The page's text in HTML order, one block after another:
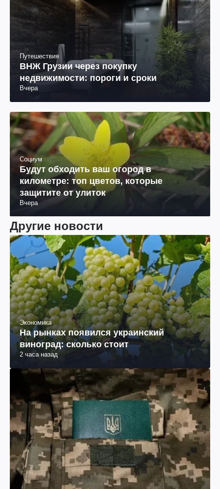
Путешествия
ВНЖ Грузии через покупку
недвижимости: пороги и сроки
Вчера
Социум
Будут обходить ваш огород в
километре: топ цветов, которые
защитите от улиток
Вчера
Другие новости
Экономика
На рынках появился украинский
виноград: сколько стоит
2 часа назад